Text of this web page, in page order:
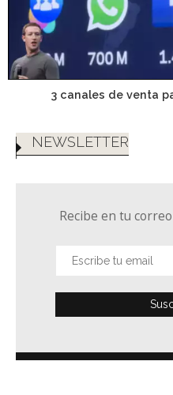
3 canales de venta
NEWSLETTER
Recibe en tu